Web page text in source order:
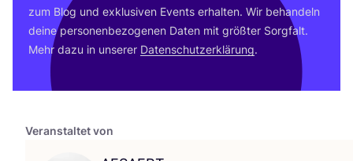
Veranstaltet von
zum Blog und exklu­si­ven Events erhal­ten. Wir behan­deln
dei­ne per­so­nen­be­zo­ge­nen Daten mit größ­ter Sorg­falt.
Mehr dazu in unse­rer Daten­schutz­er­klä­rung.